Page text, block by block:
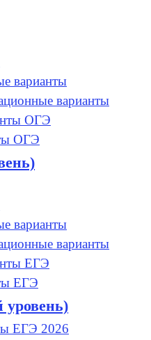
варианты
варианты
ОГЭ
ОГЭ
варианты
варианты
ЕГЭ
ЕГЭ
ЕГЭ 2026